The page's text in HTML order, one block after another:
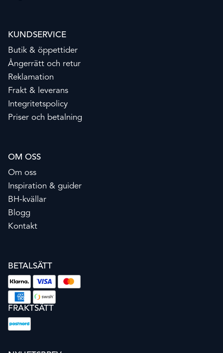
KUNDSERVICE
Butik & öppettider
Ångerrätt och retur
Reklamation
Frakt & leverans
Integritetspolicy
Priser och betalning
OM OSS
Om oss
Inspiration & guider
BH-kvällar
Blogg
Kontakt
BETALSÄTT
FRAKTSÄTT